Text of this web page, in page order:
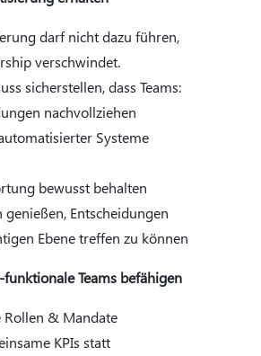
darf nicht dazu führen,
verschwindet.
sicherstellen, dass Teams:
nachvollziehen
Systeme
bewusst behalten
genießen, Entscheidungen
Ebene treffen zu können
funktionale Teams befähigen
Rollen & Mandate
KPIs statt